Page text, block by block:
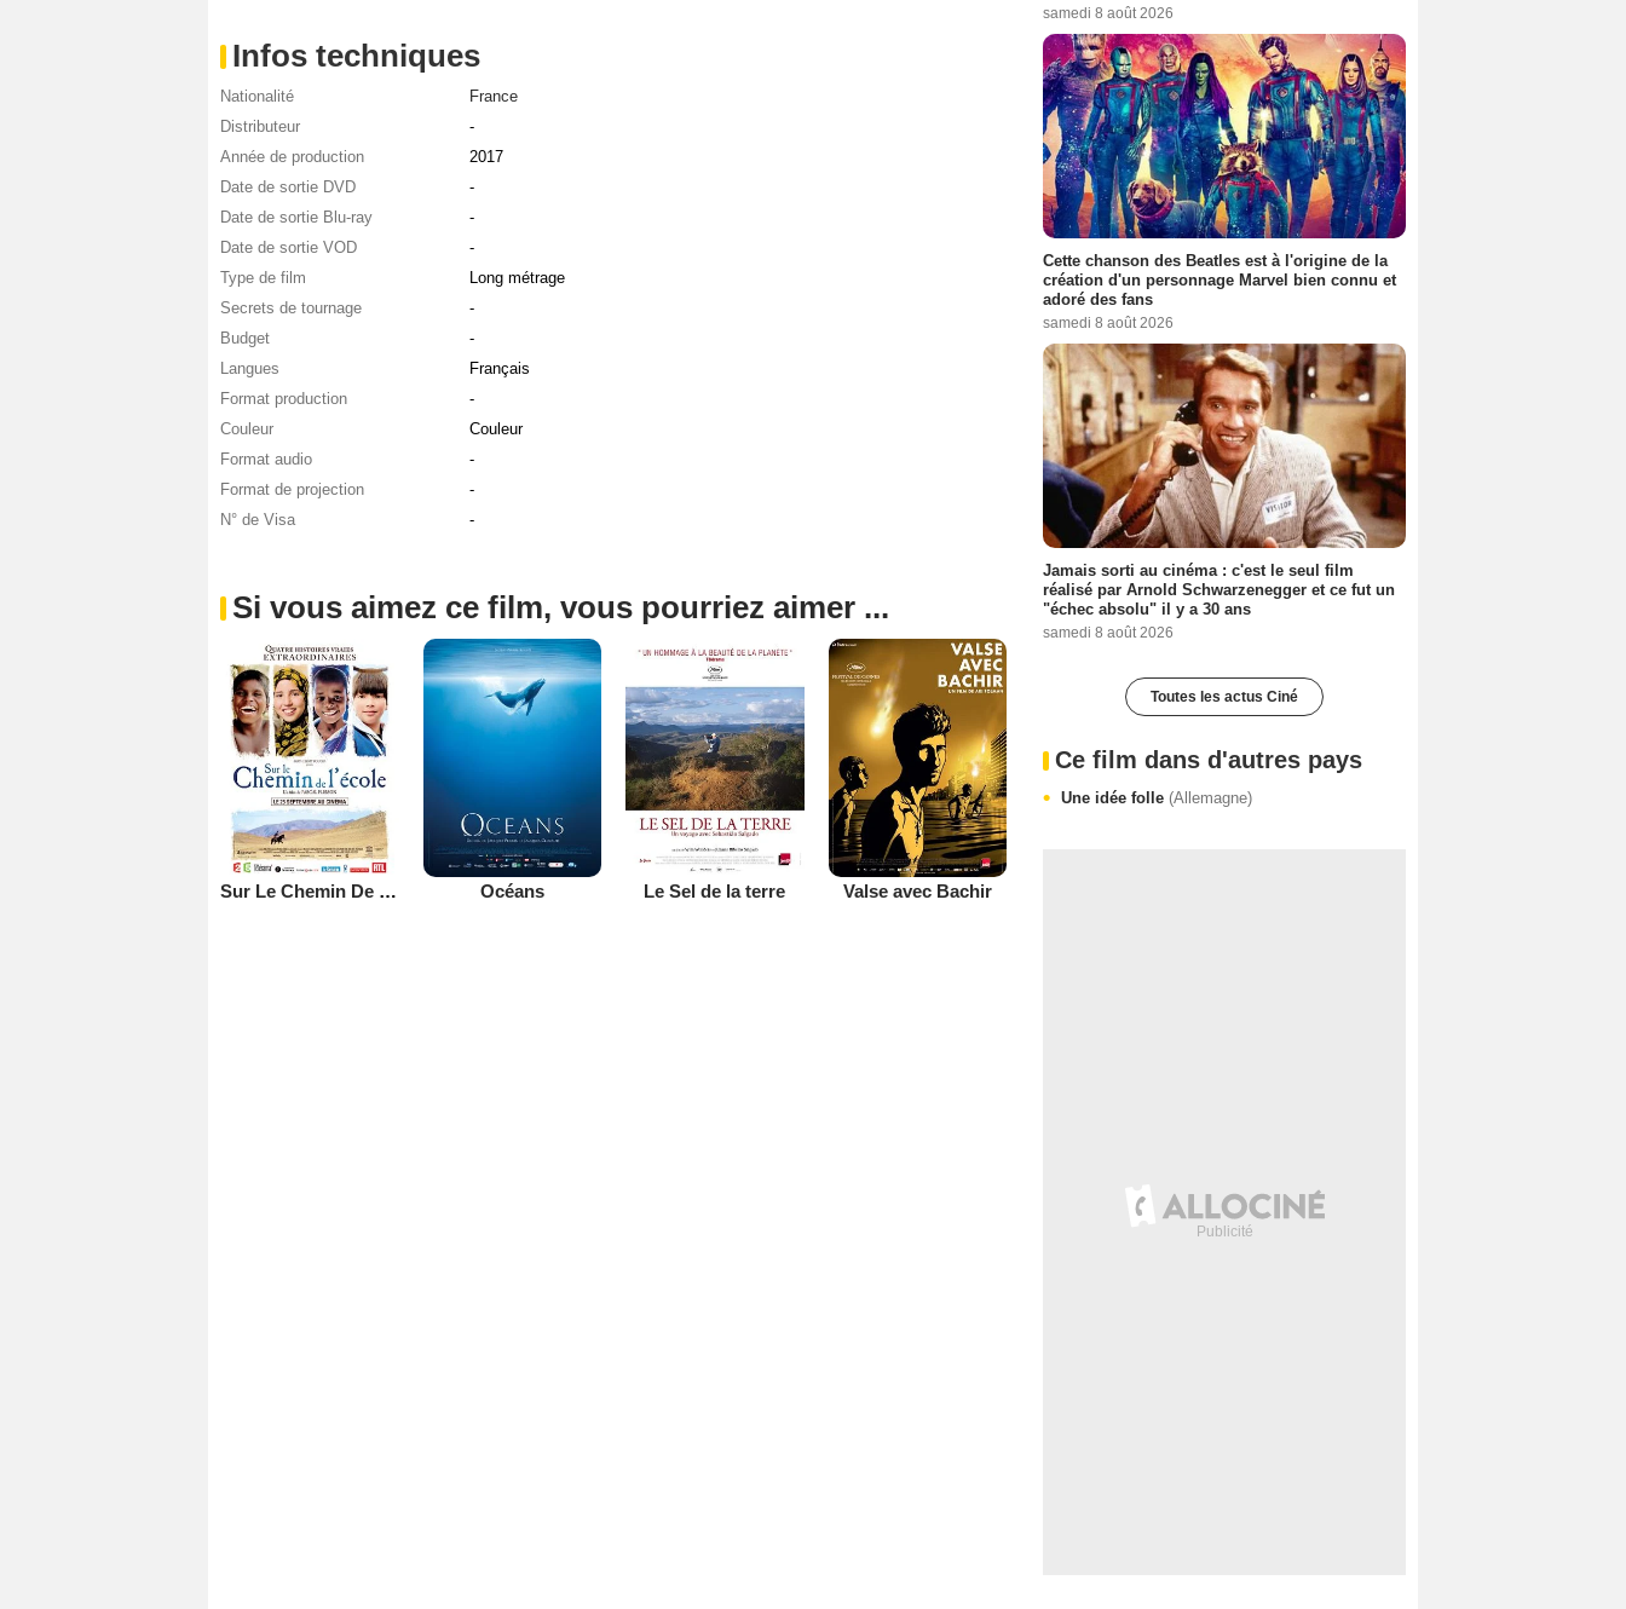
Infos techniques
Nationalité
France
Distributeur
-
Année de production
2017
Date de sortie DVD
-
Date de sortie Blu-ray
-
Date de sortie VOD
-
Type de film
Long métrage
Secrets de tournage
-
Budget
-
Langues
Français
Format production
-
Couleur
Couleur
Format audio
-
Format de projection
-
N° de Visa
-
Si vous aimez ce film, vous pourriez aimer ...
Sur Le Chemin De L'école Océans Le Sel de la terre Valse avec Bachir
samedi 8 août 2026
Cette chanson des Beatles est à l'origine de la
création d'un personnage Marvel bien connu et
adoré des fans
samedi 8 août 2026
Jamais sorti au cinéma : c'est le seul film
réalisé par Arnold Schwarzenegger et ce fut un
"échec absolu" il y a 30 ans
samedi 8 août 2026
Toutes les actus Ciné
Ce film dans d'autres pays
Une idée folle (Allemagne)